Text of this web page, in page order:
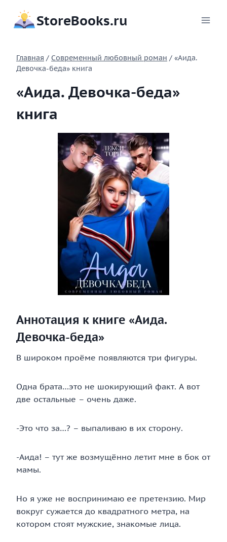
содержимому
StoreBooks.ru
Главная / Современный любовный роман / «Аида.
Девочка-беда» книга
«Аида. Девочка-беда»
книга
Аннотация к книге «Аида.
Девочка-беда»
В широком проёме появляются три фигуры.
Одна брата…это не шокирующий факт. А вот
две остальные – очень даже.
-Это что за…? – выпаливаю в их сторону.
-Аида! – тут же возмущённо летит мне в бок от
мамы.
Но я уже не воспринимаю ее претензию. Мир
вокруг сужается до квадратного метра, на
котором стоят мужские, знакомые лица.